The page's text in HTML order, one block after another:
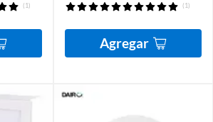
(1) (1)
Agregar